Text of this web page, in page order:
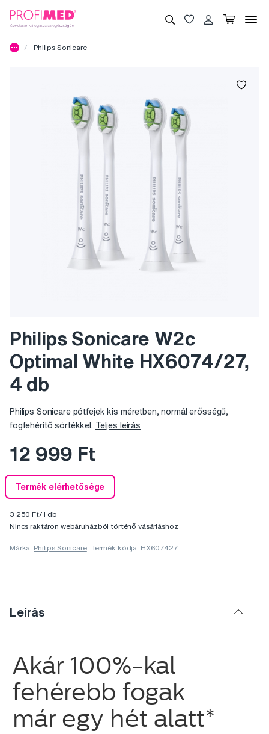
Philips Sonicare
Philips Sonicare W2c
Optimal White HX6074/27,
4 db
Philips Sonicare pótfejek kis méretben, normál erősségű,
fogfehérítő sörtékkel. Teljes leírás
12 999 Ft
Termék elérhetősége
3 250 Ft/1 db
Nincs raktáron webáruházból történő vásárláshoz
Márka: Philips Sonicare Termék kódja: HX607427
Leírás
Akár 100%-kal
fehérebb fogak
már egy hét alatt*